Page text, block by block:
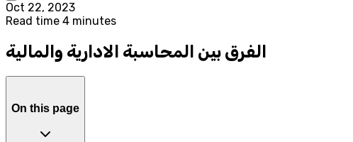
Oct 22, 2023
Read time 4 minutes
الفرق بين المحاسبة الادارية والمالية
On this page